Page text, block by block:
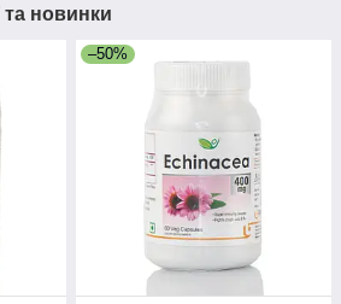
та новинки
–50%